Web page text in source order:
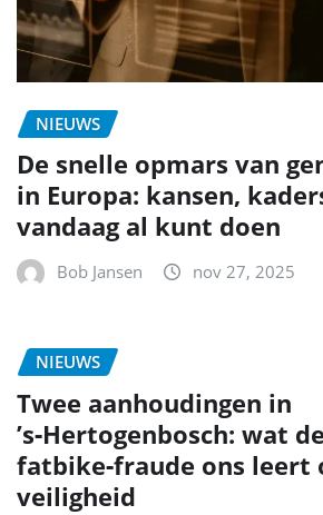
NIEUWS
De snelle opmars van
in Europa: kansen,
vandaag al kunt doen
Bob Jansen nov 27, 2025
NIEUWS
Twee aanhoudingen in
’s‑Hertogenbosch: wat de
fatbike‑fraude ons leert
veiligheid